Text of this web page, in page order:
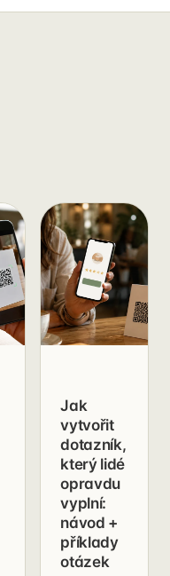
Jak
vytvořit
dotazník,
který lidé
opravdu
vyplní:
návod +
příklady
otázek